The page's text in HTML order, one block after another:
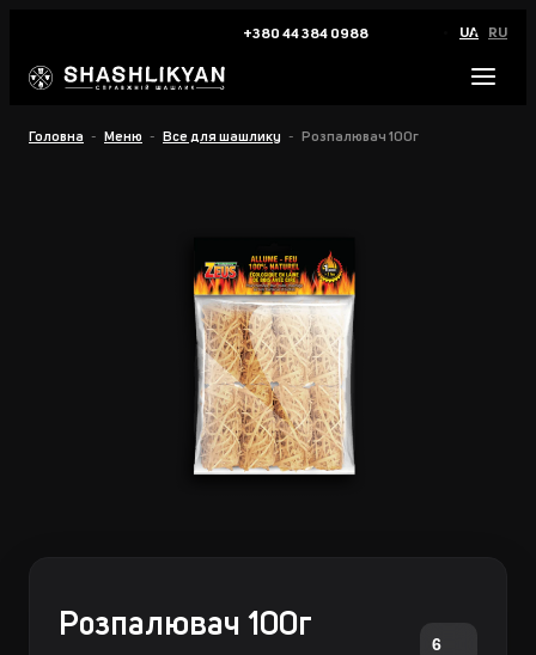
+380 44 384 0988 UA RU
Головна Меню Все для шашлику Розпалювач 100г
Розпалювач 100г
6